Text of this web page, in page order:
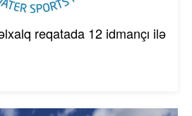
reqatada 12 idmançı ilə